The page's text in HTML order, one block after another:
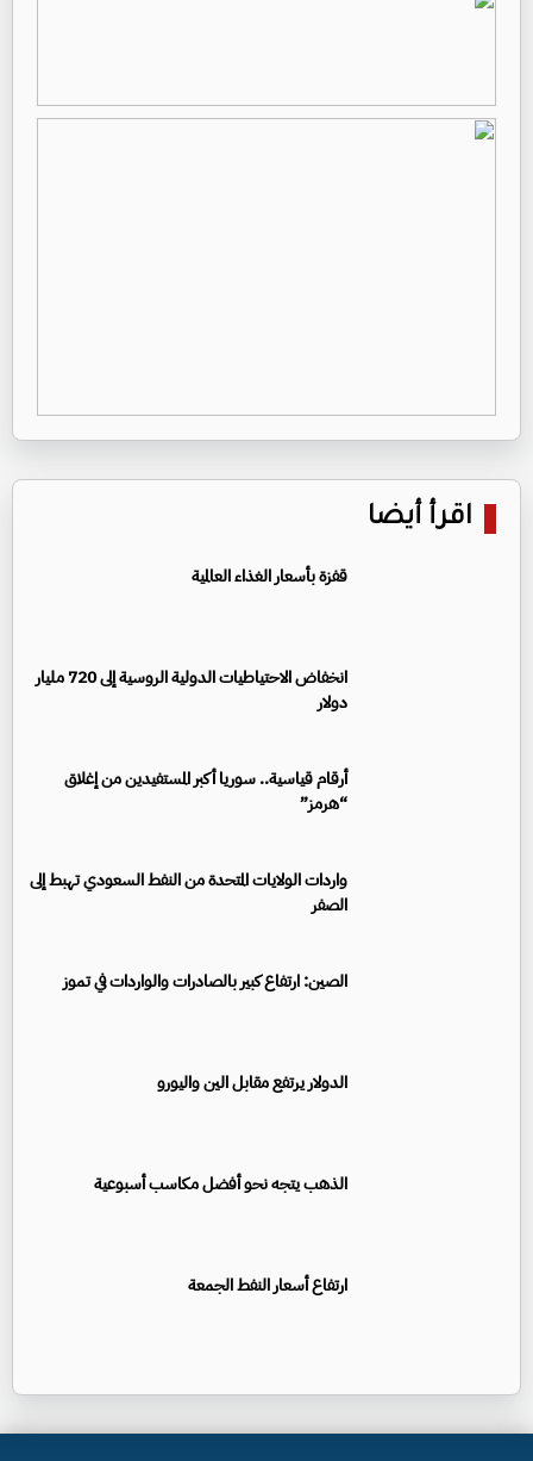
اقرأ أيضا
قفزة بأسعار الغذاء العالمية
انخفاض الاحتياطيات الدولية الروسية إلى 720 مليار
دولار
أرقام قياسية.. سوريا أكبر المستفيدين من إغلاق
“هرمز”
واردات الولايات المتحدة من النفط السعودي تهبط إلى
الصفر
الصين: ارتفاع كبير بالصادرات والواردات في تموز
الدولار يرتفع مقابل الين واليورو
الذهب يتجه نحو أفضل مكاسب أسبوعية
ارتفاع أسعار النفط الجمعة